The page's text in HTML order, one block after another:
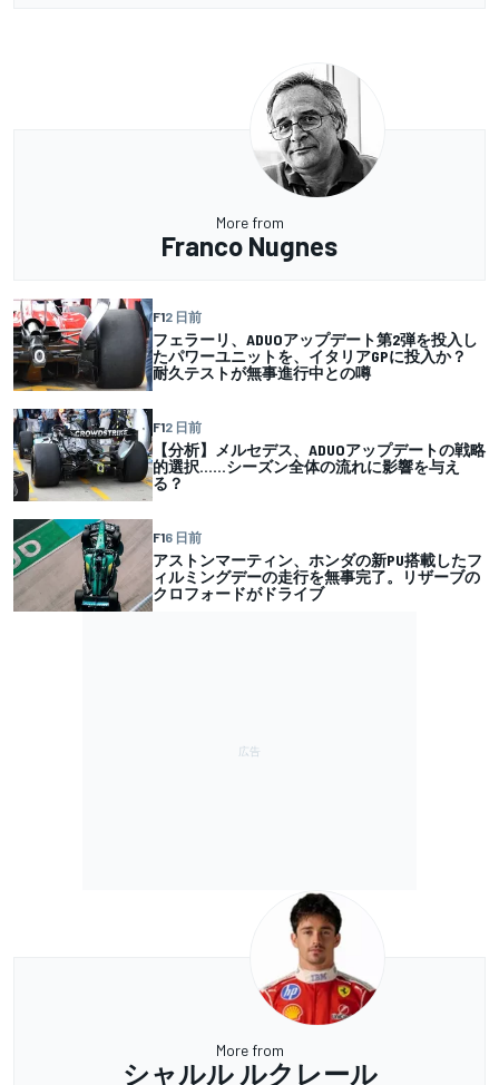
More from
Franco Nugnes
F12 日前
フェラーリ、ADUOアップデート第2弾を投入し
たパワーユニットを、イタリアGPに投入か？
耐久テストが無事進行中との噂
F12 日前
【分析】メルセデス、ADUOアップデートの戦略
的選択……シーズン全体の流れに影響を与え
る？
F16 日前
アストンマーティン、ホンダの新PU搭載したフ
ィルミングデーの走行を無事完了。リザーブの
クロフォードがドライブ
More from
シャルル ルクレール